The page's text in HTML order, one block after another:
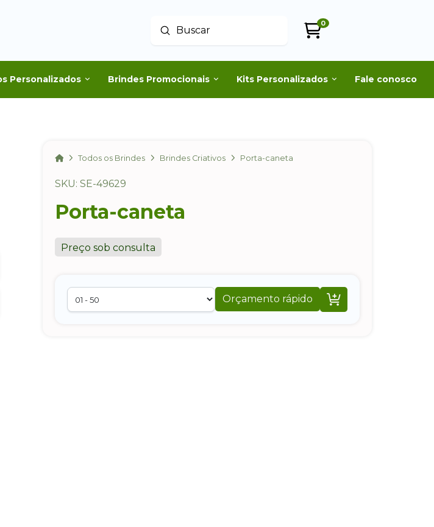
Buscar
Enviar
0
Personalizados Brindes Promocionais Kits Personalizados Fale conosco
HomeTodos os Brindes Brindes Criativos Porta-caneta
SKU: SE-49629
Porta-caneta
Preço sob consulta
Orçamento rápido 